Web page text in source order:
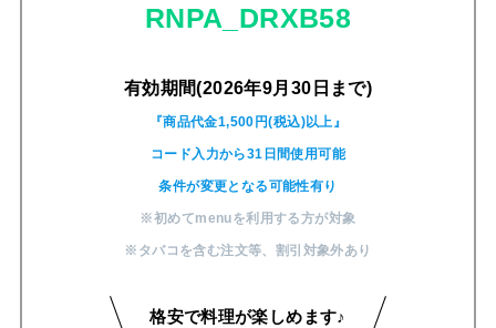
RNPA_DRXB58
有効期間(2026年9月30日まで)
『商品代金1,500円(税込)以上』
コード入力から31日間使用可能
条件が変更となる可能性有り
※初めてmenuを利用する方が対象
※タバコを含む注文等、 割引対象外あり
格安で料理が楽しめます♪